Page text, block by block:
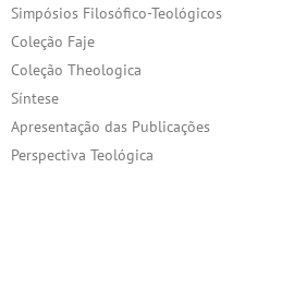
Simpósios Filosófico-Teológicos
Coleção Faje
Coleção Theologica
Síntese
Apresentação das Publicações
Perspectiva Teológica